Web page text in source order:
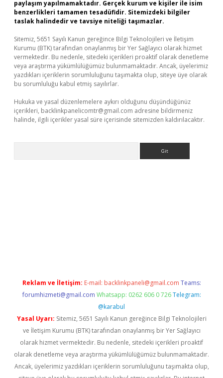
paylaşım yapılmamaktadır. Gerçek kurum ve kişiler ile isim
benzerlikleri tamamen tesadüfidir. Sitemizdeki bilgiler
taslak halindedir ve tavsiye niteliği taşımazlar.
Sitemiz, 5651 Sayılı Kanun gereğince Bilgi Teknolojileri ve İletişim
Kurumu (BTK) tarafından onaylanmış bir Yer Sağlayıcı olarak hizmet
vermektedir. Bu nedenle, sitedeki içerikleri proaktif olarak denetleme
veya araştırma yükümlülüğümüz bulunmamaktadır. Ancak, üyelerimiz
yazdıkları içeriklerin sorumluluğunu taşımakta olup, siteye üye olarak
bu sorumluluğu kabul etmiş sayılırlar.
Hukuka ve yasal düzenlemelere aykırı olduğunu düşündüğünüz
içerikleri, backlinkpanelicomtr@gmail.com adresine bildirmeniz
halinde, ilgili içerikler yasal süre içerisinde sitemizden kaldırılacaktır.
Reklam ve İletişim: E-mail: backlinkpaneli@gmail.com Teams:
forumhizmeti@gmail.com Whatsapp: 0262 606 0 726 Telegram:
@karabul
Yasal Uyarı: Sitemiz, 5651 Sayılı Kanun gereğince Bilgi Teknolojileri
ve İletişim Kurumu (BTK) tarafından onaylanmış bir Yer Sağlayıcı
olarak hizmet vermektedir. Bu nedenle, sitedeki içerikleri proaktif
olarak denetleme veya araştırma yükümlülüğümüz bulunmamaktadır.
Ancak, üyelerimiz yazdıkları içeriklerin sorumluluğunu taşımakta olup,